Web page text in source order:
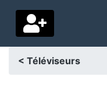
< Téléviseurs